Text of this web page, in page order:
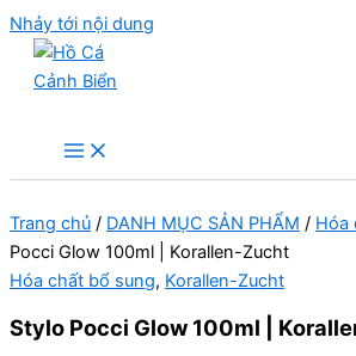
Nhảy tới nội dung
Trang chủ / DANH MỤC SẢN PHẨM / Hóa
Pocci Glow 100ml | Korallen-Zucht
Hóa chất bổ sung, Korallen-Zucht
Stylo Pocci Glow 100ml |